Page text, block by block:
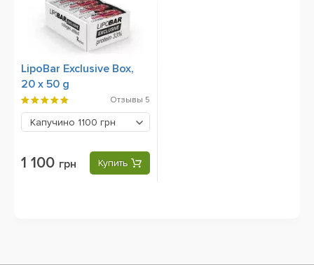
LipoBar Exclusive Box,
20 x 50 g
Отзывы 5
Капучино 1100 грн
1 100 грн Купить